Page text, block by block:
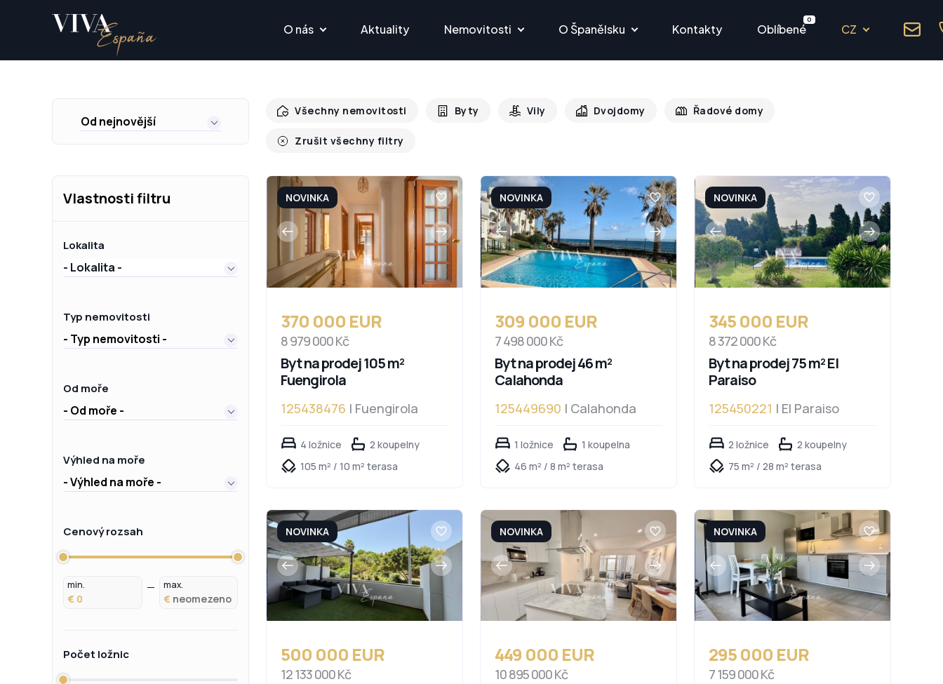
O nás Aktuality Nemovitosti O Španělsku Kontakty Oblíbené
0
CZ
Od nejnovější
Všechny nemovitosti Byty Vily Dvojdomy Řadové domy
Zrušit všechny filtry
Vlastnosti filtru
Lokalita
- Lokalita -
Typ nemovitosti
- Typ nemovitosti -
Od moře
- Od moře -
Výhled na moře
- Výhled na moře -
Cenový rozsah
min.
€
max.
€
Počet ložnic
NOVINKA
370 000 EUR
8 979 000 Kč
Byt na prodej 105 m²
Fuengirola
125438476 | Fuengirola
4 ložnice
2 koupelny
105 m² / 10 m² terasa
NOVINKA
309 000 EUR
7 498 000 Kč
Byt na prodej 46 m²
Calahonda
125449690 | Calahonda
1 ložnice
1 koupelna
46 m² / 8 m² terasa
NOVINKA
345 000 EUR
8 372 000 Kč
Byt na prodej 75 m² El
Paraiso
125450221 | El Paraiso
2 ložnice
2 koupelny
75 m² / 28 m² terasa
NOVINKA
500 000 EUR
12 133 000 Kč
NOVINKA
449 000 EUR
10 895 000 Kč
NOVINKA
295 000 EUR
7 159 000 Kč